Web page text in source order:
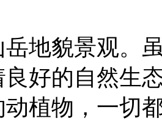
地貌景观。
好的自然生
植物，一切